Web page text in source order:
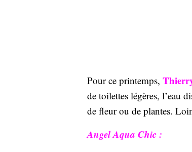
Pour ce printemps,
de toilettes légères, l’eau
de fleur ou de plantes.
Angel Aqua Chic :